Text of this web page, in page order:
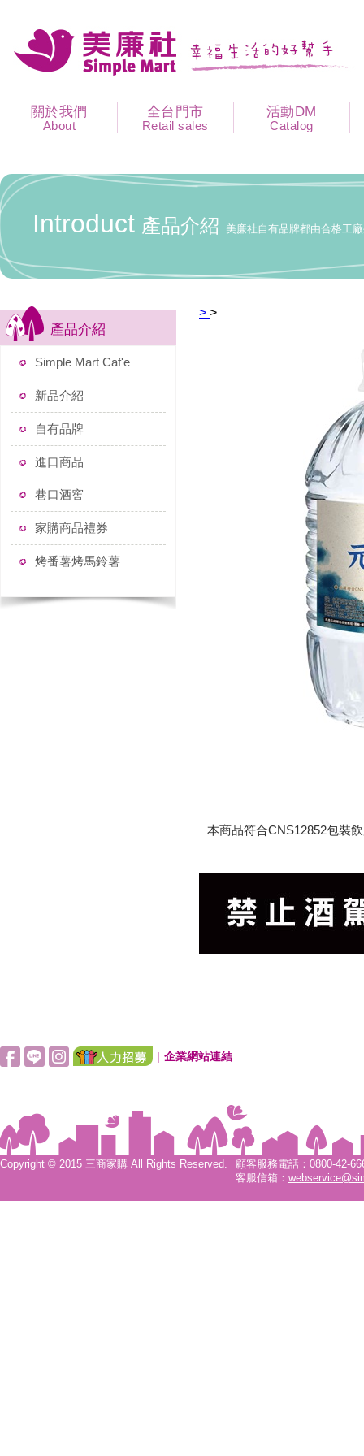
關於我們
About
全台門市
Retail sales
活動DM
Catalog
Introduct 產品介紹 美廉社自有品牌都由合格工
產品介紹
Simple Mart Caf'e
新品介紹
自有品牌
進口商品
巷口酒窖
家購商品禮券
烤番薯烤馬鈴薯
> >
本商品符合CNS12852
| 企業網站連結
Copyright © 2015 三商家購 All Rights Reserved.
顧客服務電話：0800-42-
客服信箱：